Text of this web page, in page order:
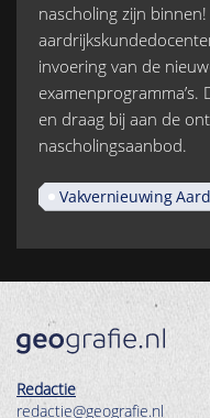
nascholing zijn
invoering van de
en draag bij aan de
nascholingsaanbod.
Vakvernieuwing
Redactie
redactie@geografie.nl